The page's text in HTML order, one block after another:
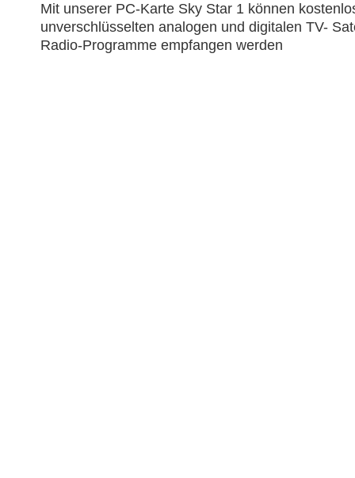
Mit unserer PC-Karte Sky Star 1 können
unverschlüsselten analogen und digitalen TV-
Radio-Programme empfangen werden